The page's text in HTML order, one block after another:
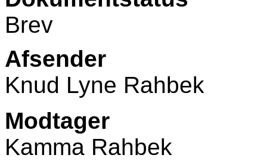
Brev
Afsender
Knud Lyne Rahbek
Modtager
Kamma Rahbek